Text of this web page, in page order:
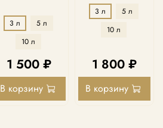
3 л
5 л
10 л
1 500 ₽
В корзину
3 л
5 л
10 л
1 800 ₽
В корзину